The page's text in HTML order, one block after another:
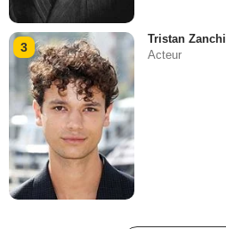
3
Tristan Zanchi
Acteur